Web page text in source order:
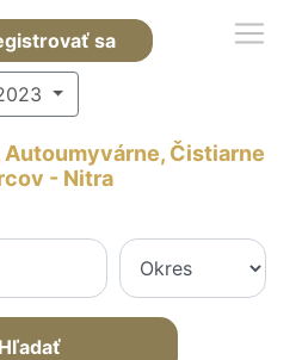
sa
Čistiarne
- Nitra
Hľadať